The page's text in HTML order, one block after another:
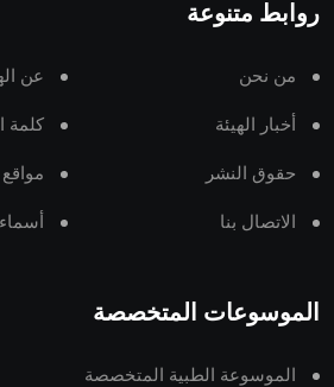
روابط متنوعة
من نحن عن
أخبار الهيئة كلمة
حقوق النشر
الاتصال بنا
الموسوعات المتخصصة
الموسوعة الطبية المتخصصة